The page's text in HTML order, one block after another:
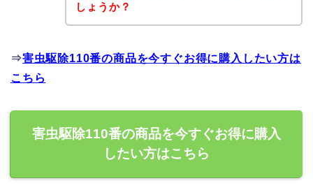
しょうか？
⇒害虫駆除110番の商品を今すぐお得に購入したい方は
こちら
害虫駆除110番の商品を今すぐお得に購入
したい方はこちら